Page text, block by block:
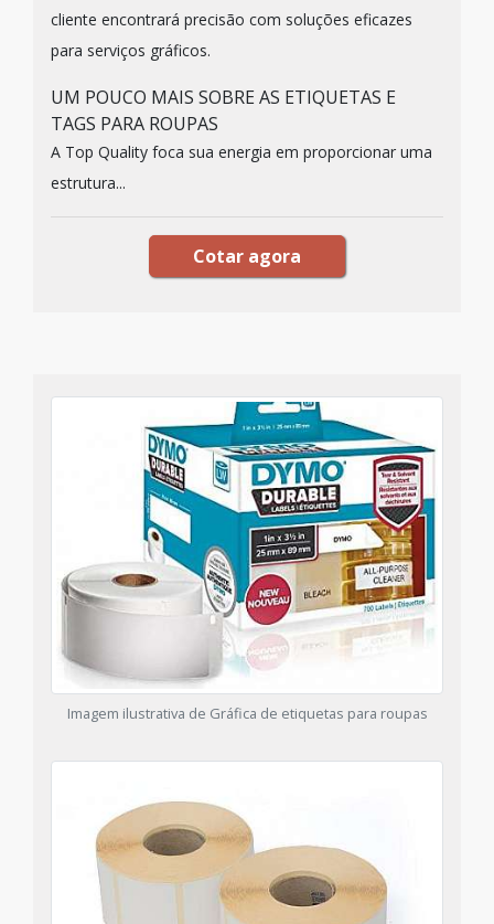
cliente encontrará precisão com soluções eficazes
para serviços gráficos.
UM POUCO MAIS SOBRE AS ETIQUETAS E
TAGS PARA ROUPAS
A Top Quality foca sua energia em proporcionar uma
estrutura...
Cotar agora
Imagem ilustrativa de Gráfica de etiquetas para roupas